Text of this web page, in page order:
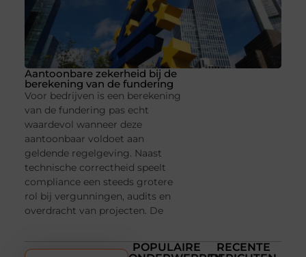
Aantoonbare zekerheid bij de
berekening van de fundering
Voor bedrijven is een berekening
van de fundering pas echt
waardevol wanneer deze
aantoonbaar voldoet aan
geldende regelgeving. Naast
technische correctheid speelt
compliance een steeds grotere
rol bij vergunningen, audits en
overdracht van projecten. De
POPULAIRE
RECENTE